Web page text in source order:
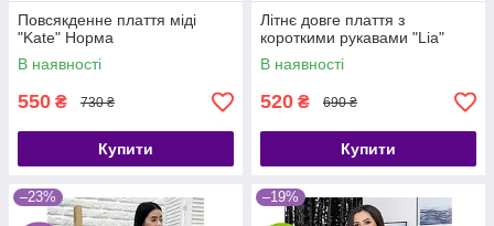
Повсякденне плаття міді
"Kate" Норма
В наявності
550 ₴ 730 ₴
Купити
Літнє довге плаття з
короткими рукавами "Lia"
В наявності
520 ₴ 690 ₴
Купити
–23% –19%